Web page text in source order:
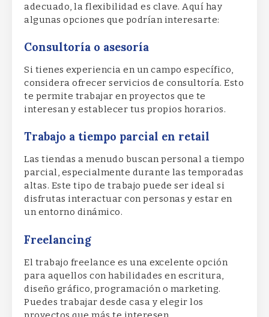
adecuado, la flexibilidad es clave. Aquí hay
algunas opciones que podrían interesarte:
Consultoría o asesoría
Si tienes experiencia en un campo específico,
considera ofrecer servicios de consultoría. Esto
te permite trabajar en proyectos que te
interesan y establecer tus propios horarios.
Trabajo a tiempo parcial en retail
Las tiendas a menudo buscan personal a tiempo
parcial, especialmente durante las temporadas
altas. Este tipo de trabajo puede ser ideal si
disfrutas interactuar con personas y estar en
un entorno dinámico.
Freelancing
El trabajo freelance es una excelente opción
para aquellos con habilidades en escritura,
diseño gráfico, programación o marketing.
Puedes trabajar desde casa y elegir los